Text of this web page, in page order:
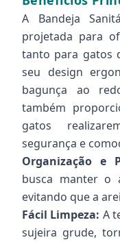
A Bandeja
projetada para
tanto para gatos
seu design
bagunça ao
também
gatos
segurança e
Organização e
busca manter o
evitando que a
Fácil Limpeza: A
sujeira grude,